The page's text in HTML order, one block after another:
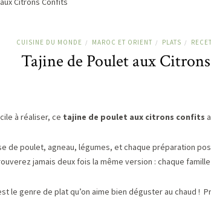
CUISINE DU MONDE / MAROC ET ORIENT / PLATS /
Tajine de Poulet aux
à réaliser, ce tajine de poulet aux citrons confits
de poulet, agneau, légumes, et chaque préparation
jamais deux fois la même version : chaque
le genre de plat qu’on aime bien déguster au chaud